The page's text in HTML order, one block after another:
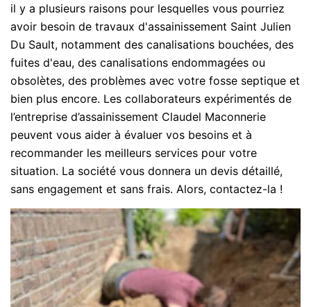
il y a plusieurs raisons pour lesquelles vous pourriez
avoir besoin de travaux d'assainissement Saint Julien
Du Sault, notamment des canalisations bouchées, des
fuites d'eau, des canalisations endommagées ou
obsolètes, des problèmes avec votre fosse septique et
bien plus encore. Les collaborateurs expérimentés de
l’entreprise d’assainissement Claudel Maconnerie
peuvent vous aider à évaluer vos besoins et à
recommander les meilleurs services pour votre
situation. La société vous donnera un devis détaillé,
sans engagement et sans frais. Alors, contactez-la !